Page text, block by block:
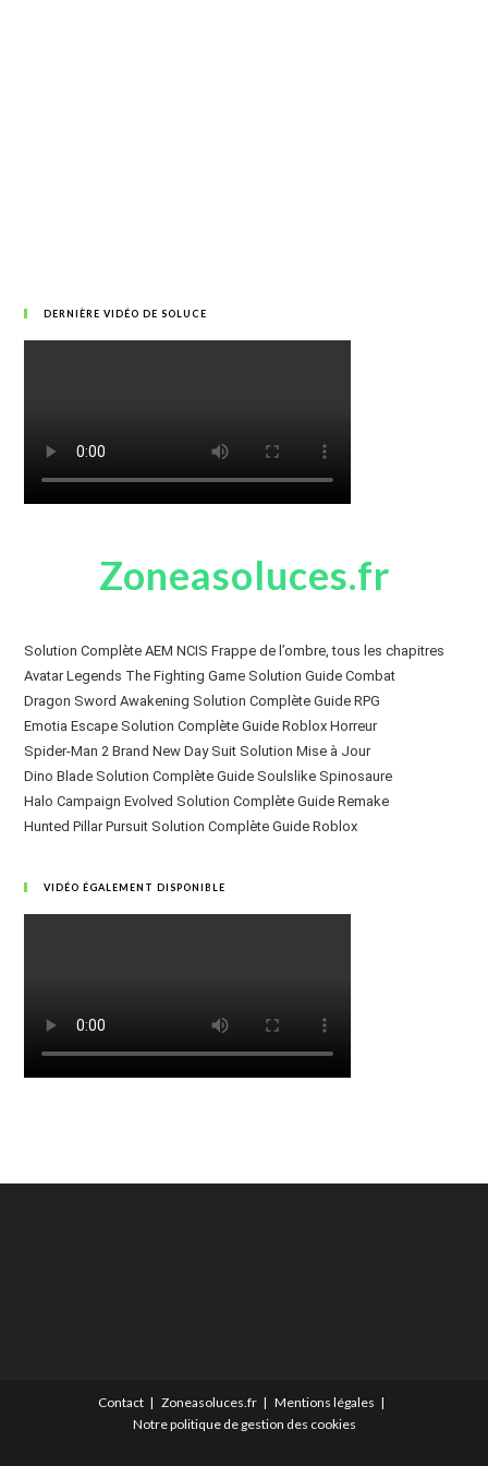
DERNIÈRE VIDÉO DE SOLUCE
Zoneasoluces.fr
Solution Complète AEM NCIS Frappe de l’ombre, tous les chapitres
Avatar Legends The Fighting Game Solution Guide Combat
Dragon Sword Awakening Solution Complète Guide RPG
Emotia Escape Solution Complète Guide Roblox Horreur
Spider-Man 2 Brand New Day Suit Solution Mise à Jour
Dino Blade Solution Complète Guide Soulslike Spinosaure
Halo Campaign Evolved Solution Complète Guide Remake
Hunted Pillar Pursuit Solution Complète Guide Roblox
VIDÉO ÉGALEMENT DISPONIBLE
Contact Zoneasoluces.fr
Mentions légales
Notre politique de gestion des cookies